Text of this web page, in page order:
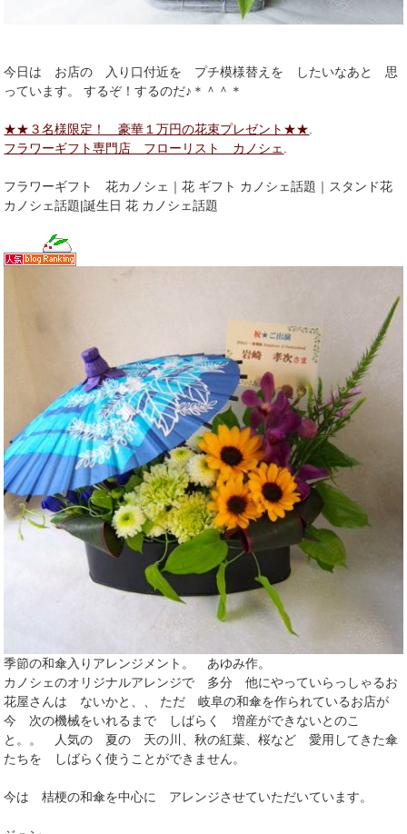
今日は お店の 入り口付近を プチ模様替えを したいなあと 思
っています。 するぞ！するのだ♪＊＾＾＊
★★３名様限定！ 豪華１万円の花束プレゼント★★
フラワーギフト専門店 フローリスト カノシェ
フラワーギフト 花カノシェ｜花 ギフト カノシェ話題｜スタンド花
カノシェ話題|誕生日 花 カノシェ話題
季節の和傘入りアレンジメント。 あゆみ作。
カノシェのオリジナルアレンジで 多分 他にやっていらっしゃるお
花屋さんは ないかと、、 ただ 岐阜の和傘を作られているお店が
今 次の機械をいれるまで しばらく 増産ができないとのこ
と。。 人気の 夏の 天の川、秋の紅葉、桜など 愛用してきた傘
たちを しばらく使うことができません。
今は 桔梗の和傘を中心に アレンジさせていただいています。